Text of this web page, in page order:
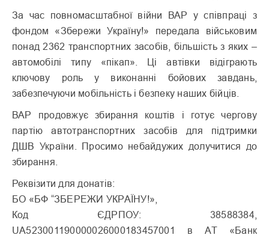
За час повномасштабної війни ВАР у співпраці з
фондом «Збережи Україну!» передала військовим
понад 2362 транспортних засобів, більшість з яких –
автомобілі типу «пікап». Ці автівки відіграють
ключову роль у виконанні бойових завдань,
забезпечуючи мобільність і безпеку наших бійців.
ВАР продовжує збирання коштів і готує чергову
партію автотранспортних засобів для підтримки
ДШВ України. Просимо небайдужих долучитися до
збирання.
Реквізити для донатів:
БО «БФ “ЗБЕРЕЖИ УКРАЇНУ!»,
Код ЄДРПОУ: 38588384,
UA523001190000026000183457001 в АТ «Банк